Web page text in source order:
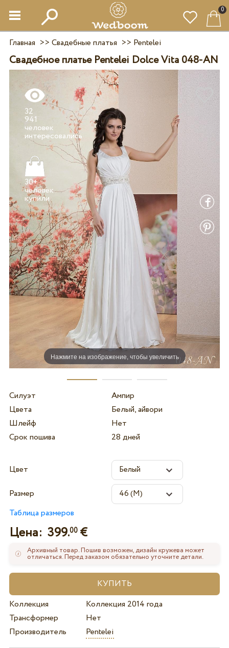
0
Главная >> Свадебные платья >> Pentelei
Свадебное платье Pentelei Dolce Vita 048-AN
Нажмите на изображение, чтобы увеличить
32
941
человек
30+
человек
Силуэт
Ампир
Цвета
Белый, айвори
Шлейф
Нет
Срок пошива
28 дней
Цвет
Размер
Таблица размеров
Цена: 399.00€
Архивный товар. Пошив возможен, дизайн кружева может
отличаться. Перед заказом обязательно уточните детали.
Коллекция
Коллекция 2014 года
Трансформер
Нет
Производитель
Pentelei